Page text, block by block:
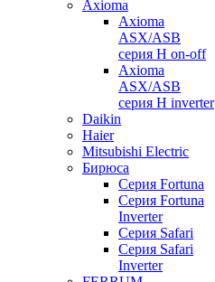
Axioma
Axioma
ASX/ASB
серия Н on-off
Axioma
ASX/ASB
серия Н inverter
Daikin
Haier
Mitsubishi Electric
Бирюса
Серия Fortuna
Серия Fortuna
Inverter
Серия Safari
Серия Safari
Inverter